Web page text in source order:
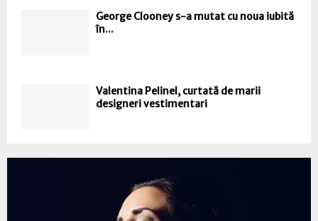
George Clooney s-a mutat cu noua iubită
în...
Valentina Pelinel, curtată de marii
designeri vestimentari